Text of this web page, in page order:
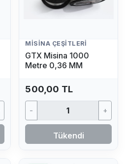
MISINA ÇEŞITLERI
GTX Misina 1000
Metre 0,36 MM
500,00 TL
- +
Tükendi